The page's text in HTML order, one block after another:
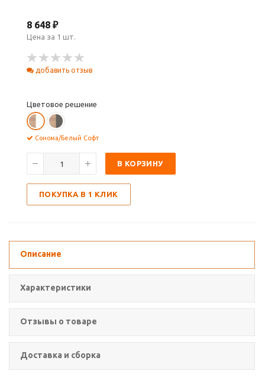
8 648 ₽
Цена за 1 шт.
добавить отзыв
Цветовое решение
Сонома/Белый Софт
В КОРЗИНУ
ПОКУПКА В 1 КЛИК
Описание
Характеристики
Отзывы о товаре
Доставка и сборка